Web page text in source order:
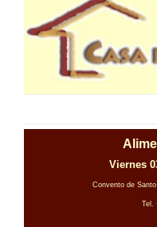
Viernes
Convento de
Tel.